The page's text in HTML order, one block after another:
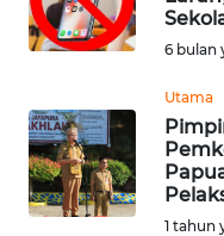
6 bulan
Utama
1 tahun
Informasi
BERITA
KONTAK
KAMI